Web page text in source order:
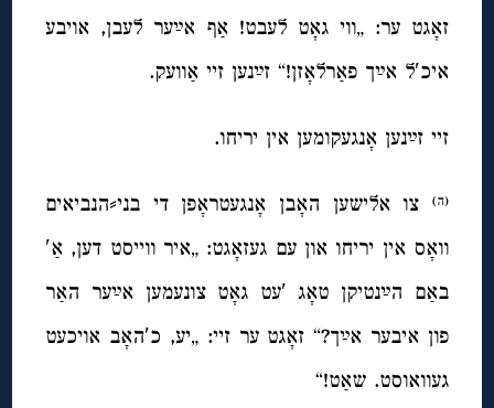
זאָגט ער: „ווי גאָט לעבט! אַף אײַער לעבן, אויבע
איכ′ל אײַך פאַרלאָזן!“ זײַנען זיי אַוועק.
זיי זײַנען אָנגעקומען אין יריחו.
(ה)
צו אלישען האָבן אָנגעטראָפן די בני⸗הנביאים
וואָס אין יריחו און עם געזאָגט: „איר ווייסט דען, אַ′
באַם הײַנטיקן טאָג ′עט גאָט צונעמען אײַער האַר
פון איבער אײַך?“ זאָגט ער זיי: „יע, כ′האָב אויכעט
געוואוסט. שאַט!“